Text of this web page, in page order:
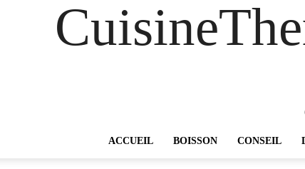
ACCUEIL BOISSON CONSEIL